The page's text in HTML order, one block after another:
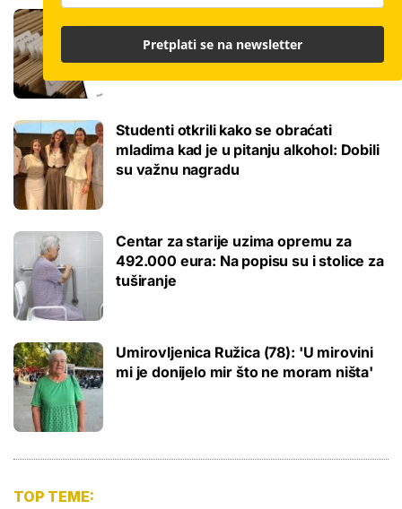
su zakon? Za jedan nam je potvrđeno
Studenti otkrili kako se obraćati
mladima kad je u pitanju alkohol: Dobili
su važnu nagradu
Centar za starije uzima opremu za
492.000 eura: Na popisu su i stolice za
tuširanje
Umirovljenica Ružica (78): 'U mirovini
mi je donijelo mir što ne moram ništa'
TOP TEME:
Pretplati se na newsletter